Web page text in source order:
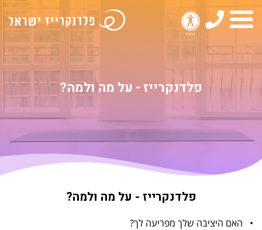
תפריט
טלפון
פלדנקרייז - על מה ולמה?
פלדנקרייז - על מה ולמה?
• האם היציבה שלך מפריעה לך?